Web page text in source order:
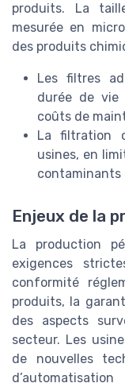
produits. La
mesurée en
des produits
Les filtres
durée de vie
coûts de
La filtration
usines, en
contaminants
Enjeux de la
La production
exigences
conformité
produits, la
des aspects
secteur. Les
de nouvelles